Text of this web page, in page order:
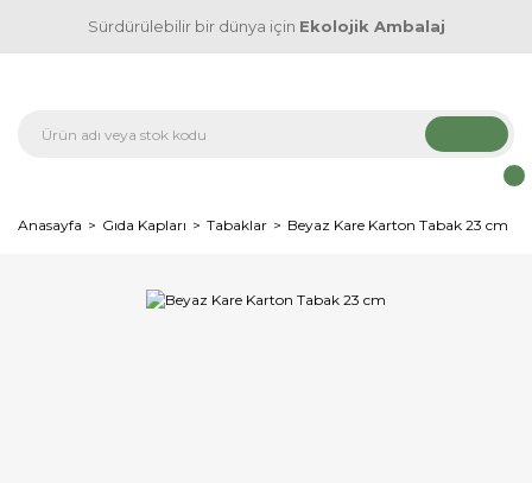
Sürdürülebilir bir dünya için Ekolojik Ambalaj
Anasayfa Gıda Kapları Tabaklar Beyaz Kare Karton Tabak 23 cm